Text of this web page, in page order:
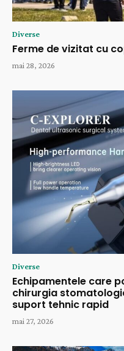
Diverse
Ferme de vizitat cu
mai 28, 2026
Diverse
Echipamentele care
chirurgia
suport tehnic rapid
mai 27, 2026